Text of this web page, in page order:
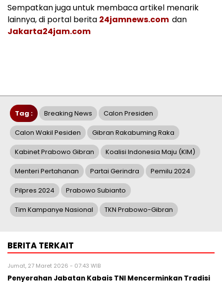
Sempatkan juga untuk membaca artikel menarik
lainnya, di portal berita 24jamnews.com dan
Jakarta24jam.com
Tag : Breaking News Calon Presiden
Calon Wakil Pesiden Gibran Rakabuming Raka
Kabinet Prabowo Gibran Koalisi Indonesia Maju (KIM)
Menteri Pertahanan Partai Gerindra Pemilu 2024
Pilpres 2024 Prabowo Subianto
Tim Kampanye Nasional TKN Prabowo-Gibran
BERITA TERKAIT
Jumat, 27 Maret 2026 - 07:43 WIB
Penyerahan Jabatan Kabais TNI Mencerminkan Tradisi